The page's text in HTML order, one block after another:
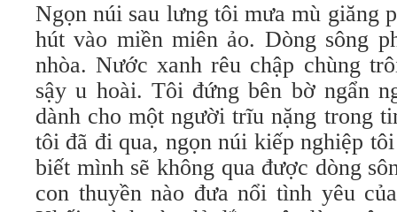
Ngọn núi sau lưng tôi mưa mù giăng
hút vào miền miên ảo. Dòng sông
nhòa. Nước xanh rêu chập chùng
sậy u hoài. Tôi đứng bên bờ ngẩn
dành cho một người trĩu nặng trong
tôi đã đi qua, ngọn núi kiếp nghiệp
biết mình sẽ không qua được dòng
con thuyền nào đưa nổi tình yêu